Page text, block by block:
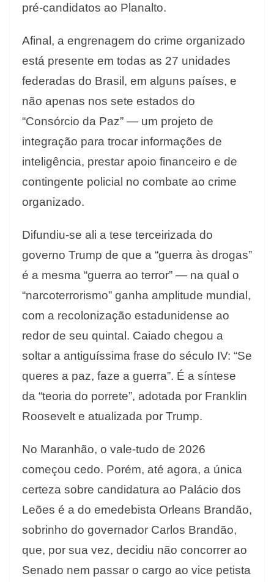
pré-candidatos ao Planalto.
Afinal, a engrenagem do crime organizado
está presente em todas as 27 unidades
federadas do Brasil, em alguns países, e
não apenas nos sete estados do
“Consórcio da Paz” — um projeto de
integração para trocar informações de
inteligência, prestar apoio financeiro e de
contingente policial no combate ao crime
organizado.
Difundiu-se ali a tese terceirizada do
governo Trump de que a “guerra às drogas”
é a mesma “guerra ao terror” — na qual o
“narcoterrorismo” ganha amplitude mundial,
com a recolonização estadunidense ao
redor de seu quintal. Caiado chegou a
soltar a antiguíssima frase do século IV: “Se
queres a paz, faze a guerra”. É a síntese
da “teoria do porrete”, adotada por Franklin
Roosevelt e atualizada por Trump.
No Maranhão, o vale-tudo de 2026
começou cedo. Porém, até agora, a única
certeza sobre candidatura ao Palácio dos
Leões é a do emedebista Orleans Brandão,
sobrinho do governador Carlos Brandão,
que, por sua vez, decidiu não concorrer ao
Senado nem passar o cargo ao vice petista